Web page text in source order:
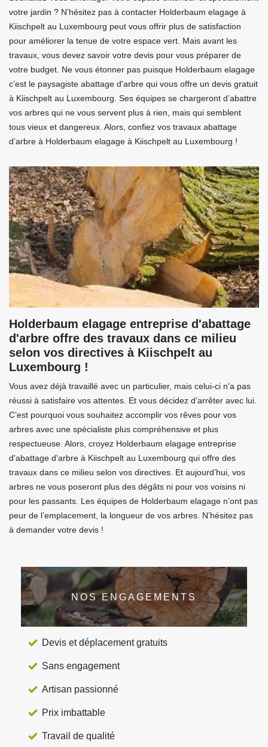
votre jardin ? N’hésitez pas à contacter Holderbaum elagage à
Kiischpelt au Luxembourg peut vous offrir plus de satisfaction
pour améliorer la tenue de votre espace vert. Mais avant les
travaux, vous devez savoir votre devis pour vous préparer de
votre budget. Ne vous étonner pas puisque Holderbaum elagage
c’est le paysagiste abattage d'arbre qui vous offre un devis gratuit
à Kiischpelt au Luxembourg. Ses équipes se chargeront d’abattre
vos arbres qui ne vous servent plus à rien, mais qui semblent
tous vieux et dangereux. Alors, confiez vos travaux abattage
d’arbre à Holderbaum elagage à Kiischpelt au Luxembourg !
Holderbaum elagage entreprise d'abattage
d'arbre offre des travaux dans ce milieu
selon vos directives à Kiischpelt au
Luxembourg !
Vous avez déjà travaillé avec un particulier, mais celui-ci n’a pas
réussi à satisfaire vos attentes. Et vous décidez d’arrêter avec lui.
C’est pourquoi vous souhaitez accomplir vos rêves pour vos
arbres avec une spécialiste plus compréhensive et plus
respectueuse. Alors, croyez Holderbaum elagage entreprise
d'abattage d'arbre à Kiischpelt au Luxembourg qui offre des
travaux dans ce milieu selon vos directives. Et aujourd’hui, vos
arbres ne vous poseront plus des dégâts ni pour vos voisins ni
pour les passants. Les équipes de Holderbaum elagage n’ont pas
peur de l’emplacement, la longueur de vos arbres. N’hésitez pas
à demander votre devis !
NOS ENGAGEMENTS
Devis et déplacement gratuits
Sans engagement
Artisan passionné
Prix imbattable
Travail de qualité